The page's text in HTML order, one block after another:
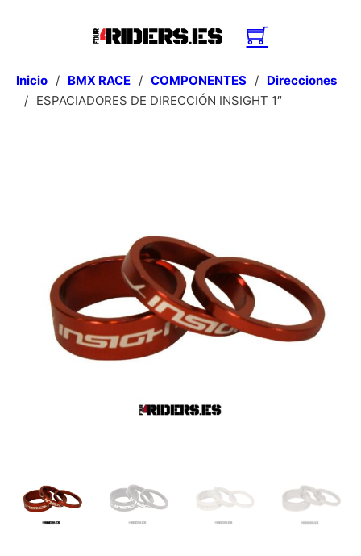
Inicio / BMX RACE / COMPONENTES / Direcciones
/ ESPACIADORES DE DIRECCIÓN INSIGHT 1″